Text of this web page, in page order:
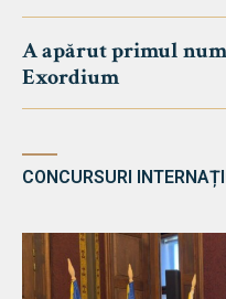
A apărut primul
Exordium
CONCURSURI